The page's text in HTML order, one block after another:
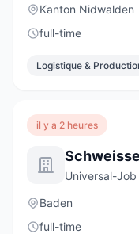
Kanton Nidwalden
full-time
Logistique &
il y a 2 heures
Universal-Job
Baden
full-time